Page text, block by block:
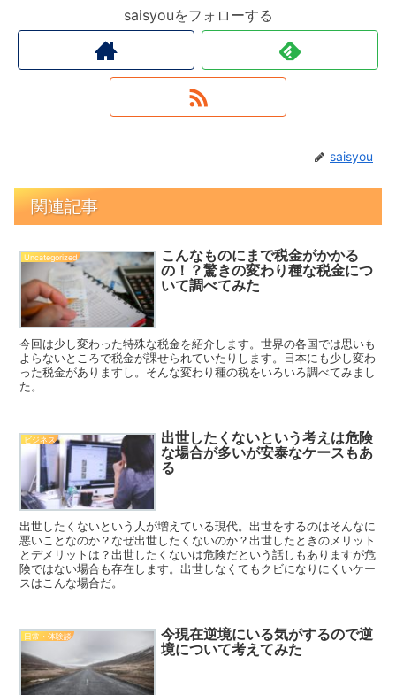
saisyouをフォローする
saisyou
関連記事
Uncategorized
こんなものにまで税金がかかる
の！？驚きの変わり種な税金につ
いて調べてみた
今回は少し変わった特殊な税金を紹介します。世界の各国では思いも
よらないところで税金が課せられていたりします。日本にも少し変わ
った税金がありますし。そんな変わり種の税をいろいろ調べてみまし
た。
ビジネス
出世したくないという考えは危険
な場合が多いが安泰なケースもあ
る
出世したくないという人が増えている現代。出世をするのはそんなに
悪いことなのか？なぜ出世したくないのか？出世したときのメリット
とデメリットは？出世したくないは危険だという話しもありますが危
険ではない場合も存在します。出世しなくてもクビになりにくいケー
スはこんな場合だ。
日常・体験談
今現在逆境にいる気がするので逆
境について考えてみた